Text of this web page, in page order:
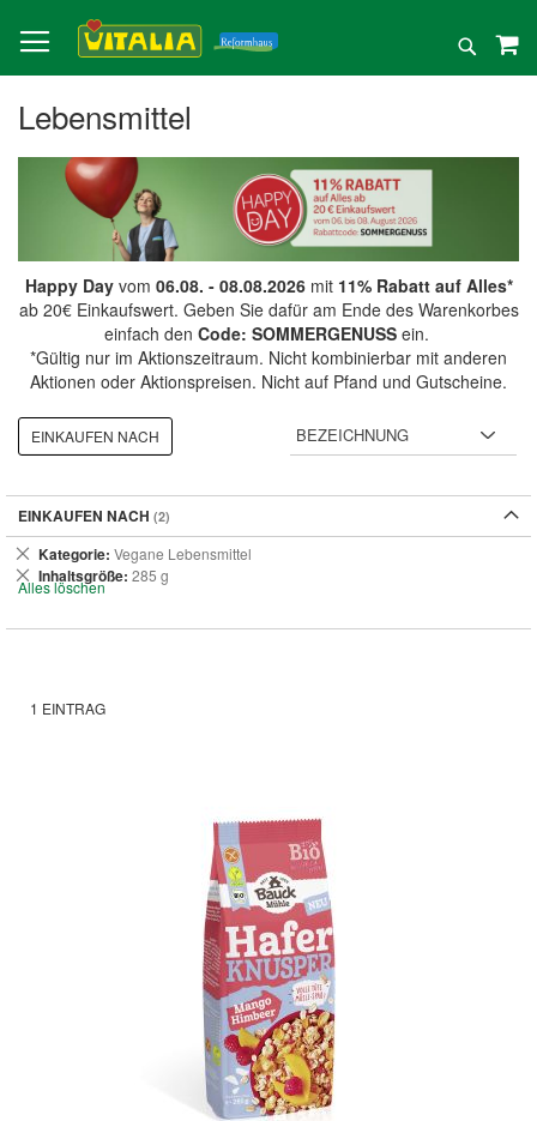
zum
Inhalt
Suche
Lebensmittel
Happy Dayvom 06.08. - 08.08.2026mit 11% Rabatt auf Alles*
ab 20€ Einkaufswert. Geben Sie dafür am Ende des Warenkorbes
einfach den Code: SOMMERGENUSSein.
*Gültig nur im Aktionszeitraum. Nicht kombinierbar mit anderen
Aktionen oder Aktionspreisen. Nicht auf Pfand und Gutscheine.
1 EINTRAG
EINKAUFEN NACH
EINKAUFEN NACH
Kategorie Vegane Lebensmittel
Dies
entfernen
Inhaltsgröße 285 g
Dies
entfernen
Alles löschen